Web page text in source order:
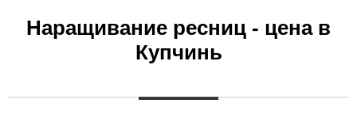
Наращивание ресниц - цена в
Купчинь